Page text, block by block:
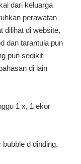
dari keluarga
perawatan
dilihat di website,
dan tarantula pun
pun sedikit
di lain
1 x, 1 ekor
d dinding.